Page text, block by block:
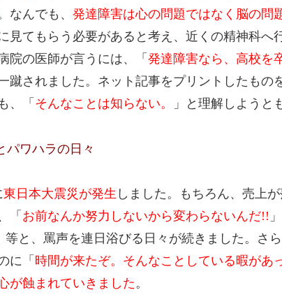
なんでも、 発達障害は心の問題ではなく脳の問
見てもらう必要があると考え、近くの精神科へ
院の医師が言うには、「 発達障害なら、高校を
蹴されました。ネット記事をプリントしたもの
、「 そんなことは知らない。 」と理解しようと
パワハラの日々
東日本大震災が発生 しました。もちろん、売上
「 お前なんか努力しないから変わらないんだ!!
等と、罵声を連日浴びる日々が続きました。さ
に「 時間が来たぞ。そんなことしている暇があ
が蝕まれていきました。